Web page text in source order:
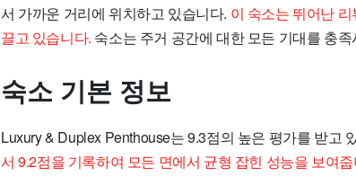
서 가까운 거리에 위치하고 있습니다. 이 숙소는 뛰어난
끌고 있습니다. 숙소는 주거 공간에 대한 모든 기대를 충
숙소 기본 정보
Luxury & Duplex Penthouse는 9.3점의 높은 평가를 받고
서 9.2점을 기록하여 모든 면에서 균형 잡힌 성능을 보여